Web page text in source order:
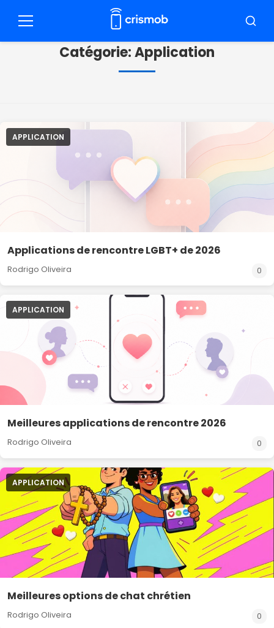
pourMenu
Catégorie:Application
APPLICATION
Applications de rencontre LGBT+ de 2026
Rodrigo Oliveira 0
APPLICATION
Meilleures applications de rencontre 2026
Rodrigo Oliveira 0
APPLICATION
Meilleures options de chat chrétien
Rodrigo Oliveira 0